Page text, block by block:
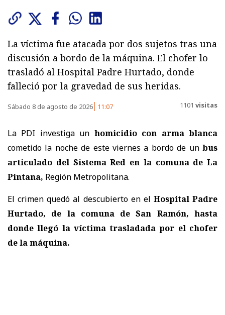
La víctima fue atacada por dos sujetos tras una
discusión a bordo de la máquina. El chofer lo
trasladó al Hospital Padre Hurtado, donde
falleció por la gravedad de sus heridas.
Sábado 8 de agosto de 2026 11:07 1101 visitas
La PDI investiga un homicidio con arma blanca
cometido la noche de este viernes a bordo de un bus
articulado del Sistema Red en la comuna de La
Pintana, Región Metropolitana.
El crimen quedó al descubierto en el Hospital Padre
Hurtado, de la comuna de San Ramón, hasta
donde llegó la víctima trasladada por el chofer
de la máquina.